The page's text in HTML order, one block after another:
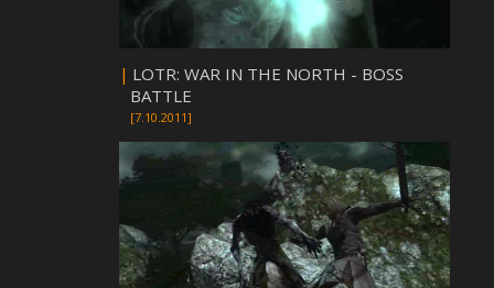
| LOTR: WAR IN THE NORTH - BOSS
BATTLE
[7.10.2011]